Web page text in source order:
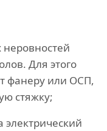
Для этого
фанеру или ОСП,
стяжку;
электрический